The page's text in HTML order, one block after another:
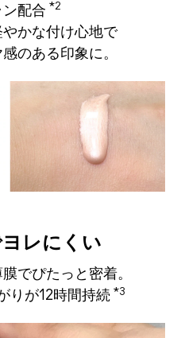
配合 *2
かな付け心地で
のある印象に。
レにくい
でぴたっと密着。
りが12時間持続 *3